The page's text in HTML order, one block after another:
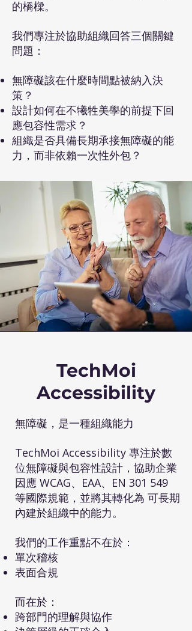
的橋樑。
我們專注於協助組織回答三個關鍵
問題：
無障礙該在什麼時間點被納入決
策？
設計如何在不犧牲美學的前提下回
應包容性需求？
組織是否具備長期承接無障礙的能
力，而非依賴一次性外包？
TechMoi
Accessibility
無障礙，是一種組織能力
TechMoi Accessibility 專注於數
位無障礙與包容性設計，協助企業
因應 WCAG、EAA、EN 301 549
等國際規範，並將其轉化為 可長期
內建於組織中的能力。
我們的工作重點不在於：
單次稽核
表面合規
而在於：
跨部門的理解與協作